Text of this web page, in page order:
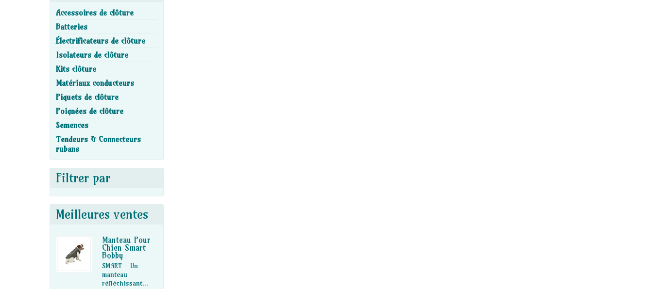
Accessoires de clôture
Batteries
Électrificateurs de clôture
Isolateurs de clôture
Kits clôture
Matériaux conducteurs
Piquets de clôture
Poignées de clôture
Semences
Tendeurs & Connecteurs
rubans
Filtrer par
Meilleures ventes
Manteau Pour
Chien Smart
Bobby
SMART - Un
manteau
réfléchissant...